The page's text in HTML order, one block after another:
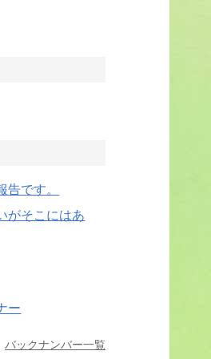
告です。
がそこにはあ
ー
バックナンバー一覧